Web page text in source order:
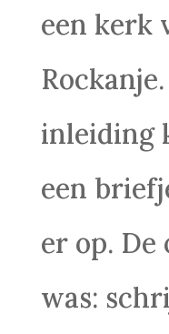
een kerk
inleiding
een
er op.
was: